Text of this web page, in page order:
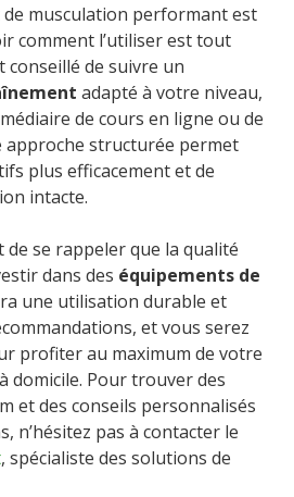
musculation performant est
comment l’utiliser est tout
de suivre un
adapté à votre niveau,
de cours en ligne ou de
approche structurée permet
plus efficacement et de
intacte.
se rappeler que la qualité
dans des équipements de
une utilisation durable et
et vous serez
profiter au maximum de votre
domicile. Pour trouver des
et des conseils personnalisés
n’hésitez pas à contacter le
, spécialiste des solutions de